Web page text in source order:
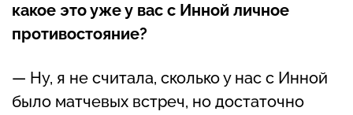
какое это уже у вас с Инной личное
противостояние?
— Ну, я не считала, сколько у нас с Инной
было матчевых встреч, но достаточно